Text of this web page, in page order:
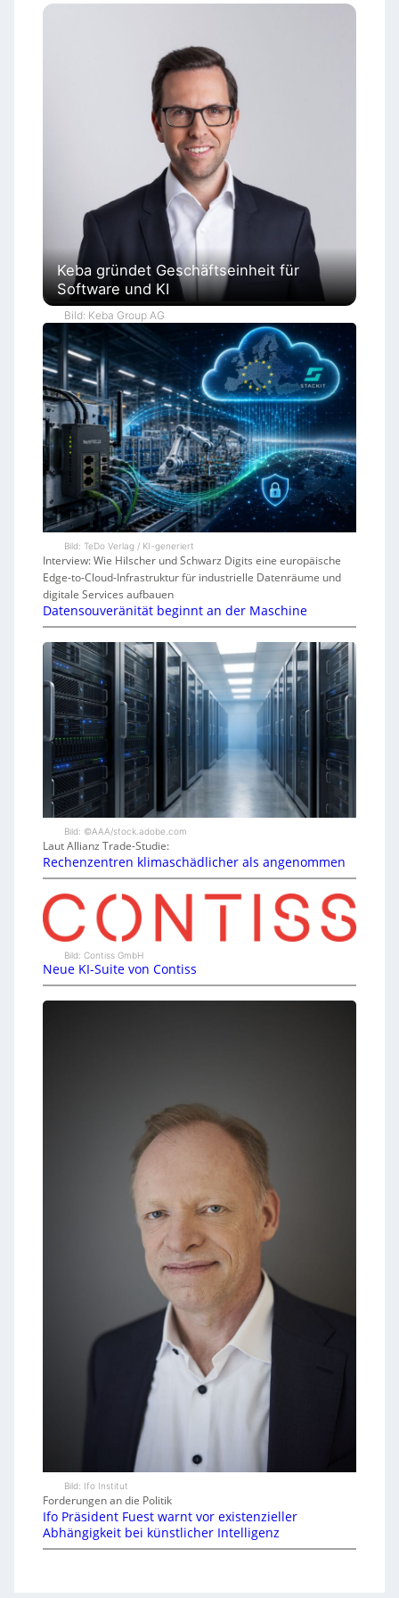
Keba gründet Geschäftseinheit für
Software und KI
Bild: Keba Group AG
Bild: TeDo Verlag / KI-generiert
Interview: Wie Hilscher und Schwarz Digits eine europäische
Edge-to-Cloud-Infrastruktur für industrielle Datenräume und
digitale Services aufbauen
Datensouveränität beginnt an der Maschine
Bild: ©AAA/stock.adobe.com
Laut Allianz Trade-Studie:
Rechenzentren klimaschädlicher als angenommen
Bild: Contiss GmbH
Neue KI-Suite von Contiss
Bild: Ifo Institut
Forderungen an die Politik
Ifo Präsident Fuest warnt vor existenzieller
Abhängigkeit bei künstlicher Intelligenz